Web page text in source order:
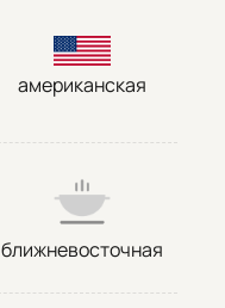
американская
ближневосточная